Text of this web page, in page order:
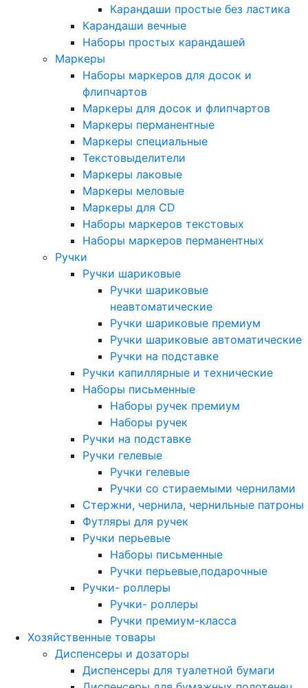
Карандаши простые без ластика
Карандаши вечные
Наборы простых карандашей
Маркеры
Наборы маркеров для досок и
флипчартов
Маркеры для досок и флипчартов
Маркеры перманентные
Маркеры специальные
Текстовыделители
Маркеры лаковые
Маркеры меловые
Маркеры для CD
Наборы маркеров текстовых
Наборы маркеров перманентных
Ручки
Ручки шариковые
Ручки шариковые
неавтоматические
Ручки шариковые премиум
Ручки шариковые автоматические
Ручки на подставке
Ручки капиллярные и технические
Наборы письменные
Наборы ручек премиум
Наборы ручек
Ручки на подставке
Ручки гелевые
Ручки гелевые
Ручки со стираемыми чернилами
Стержни, чернила, чернильные патроны
Футляры для ручек
Ручки перьевые
Наборы письменные
Ручки перьевые,подарочные
Ручки- роллеры
Ручки- роллеры
Ручки премиум-класса
Хозяйственные товары
Диспенсеры и дозаторы
Диспенсеры для туалетной бумаги